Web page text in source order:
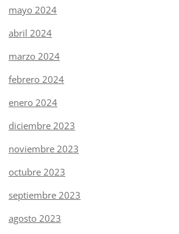
mayo 2024
abril 2024
marzo 2024
febrero 2024
enero 2024
diciembre 2023
noviembre 2023
octubre 2023
septiembre 2023
agosto 2023